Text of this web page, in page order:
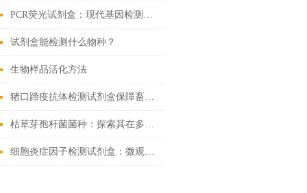
PCR荧光试剂盒：现代基因检测的得力助手
试剂盒能检测什么物种？
生物样品活化方法
猪口蹄疫抗体检测试剂盒保障畜牧业健康发展的重要工具
枯草芽孢杆菌菌种：探索其在多个领域中的实际应用
细胞炎症因子检测试剂盒：微观战场里的“情报解码器”